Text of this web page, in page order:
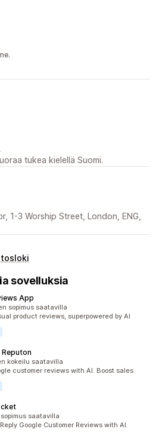
tukea kielellä Suomi.
1-3 Worship Street, London, ENG,
sovelluksia
App
sopimus saatavilla
product reviews, superpowered by AI
kokeilu saatavilla
customer reviews with AI. Boost sales
saatavilla
Google Customer Reviews with AI.